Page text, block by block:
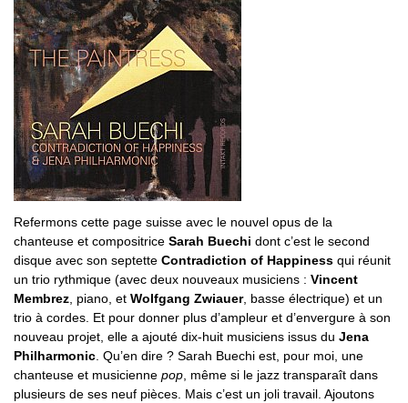
Refermons cette page suisse avec le nouvel opus de la
chanteuse et compositrice Sarah Buechi dont c’est le second
disque avec son septette Contradiction of Happiness qui réunit
un trio rythmique (avec deux nouveaux musiciens : Vincent
Membrez, piano, et Wolfgang Zwiauer, basse électrique) et un
trio à cordes. Et pour donner plus d’ampleur et d’envergure à son
nouveau projet, elle a ajouté dix-huit musiciens issus du Jena
Philharmonic. Qu’en dire ? Sarah Buechi est, pour moi, une
chanteuse et musicienne pop, même si le jazz transparaît dans
plusieurs de ses neuf pièces. Mais c’est un joli travail. Ajoutons